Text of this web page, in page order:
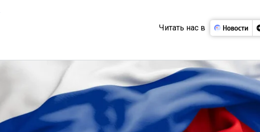
Читать нас в